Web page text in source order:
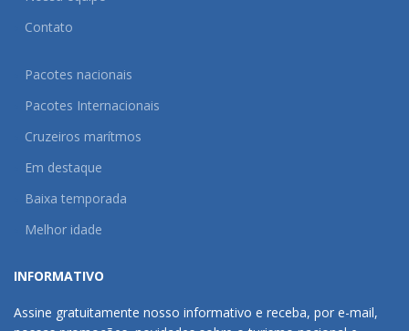
Contato
Pacotes nacionais
Pacotes Internacionais
Cruzeiros marítmos
Em destaque
Baixa temporada
Melhor idade
INFORMATIVO
Assine gratuitamente nosso informativo e receba, por e-mail,